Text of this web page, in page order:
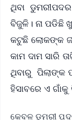
ଥିବା ଡୁମରୀପଦର
ବିଜୁଳି। ନା ପଡିଛି
କଟୁଛି ଲୋକଙ୍କ
କାମ ଦାମ ସାରି
ଥିବାରୁ ପିଲାଙ୍କ
ହିସାବରେ ଏ
କେବଳ ଡୁମରୀ